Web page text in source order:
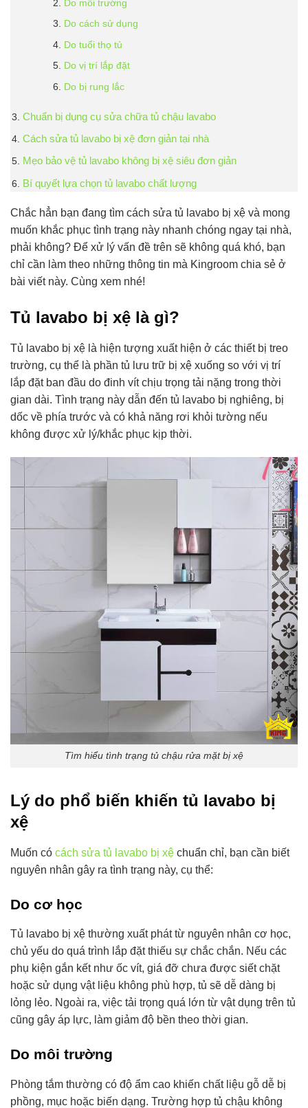
Do môi trường
Do cách sử dụng
Do tuổi thọ tủ
Do vị trí lắp đặt
Do bị rung lắc
Chuẩn bị dụng cụ sửa chữa tủ chậu lavabo
Cách sửa tủ lavabo bị xệ đơn giản tại nhà
Mẹo bảo vệ tủ lavabo không bị xệ siêu đơn giản
Bí quyết lựa chọn tủ lavabo chất lượng
Chắc hẳn bạn đang tìm cách sửa tủ lavabo bị xệ và mong
muốn khắc phục tình trạng này nhanh chóng ngay tại nhà,
phải không? Để xử lý vấn đề trên sẽ không quá khó, bạn
chỉ cần làm theo những thông tin mà Kingroom chia sẻ ở
bài viết này. Cùng xem nhé!
Tủ lavabo bị xệ là gì?
Tủ lavabo bị xệ là hiện tượng xuất hiện ở các thiết bị treo
trường, cụ thể là phần tủ lưu trữ bị xệ xuống so với vị trí
lắp đặt ban đầu do đinh vít chịu trọng tải nặng trong thời
gian dài. Tình trạng này dẫn đến tủ lavabo bị nghiêng, bị
dốc về phía trước và có khả năng rơi khỏi tường nếu
không được xử lý/khắc phục kịp thời.
Tìm hiểu tình trạng tủ chậu rửa mặt bị xệ
Lý do phổ biến khiến tủ lavabo bị
xệ
Muốn có cách sửa tủ lavabo bị xệ chuẩn chỉ, bạn cần biết
nguyên nhân gây ra tình trạng này, cụ thể:
Do cơ học
Tủ lavabo bị xệ thường xuất phát từ nguyên nhân cơ học,
chủ yếu do quá trình lắp đặt thiếu sự chắc chắn. Nếu các
phụ kiện gắn kết như ốc vít, giá đỡ chưa được siết chặt
hoặc sử dụng vật liệu không phù hợp, tủ sẽ dễ dàng bị
lỏng lẻo. Ngoài ra, việc tải trọng quá lớn từ vật dụng trên tủ
cũng gây áp lực, làm giảm độ bền theo thời gian.
Do môi trường
Phòng tắm thường có độ ẩm cao khiến chất liệu gỗ dễ bị
phồng, mục hoặc biến dạng. Trường hợp tủ chậu không